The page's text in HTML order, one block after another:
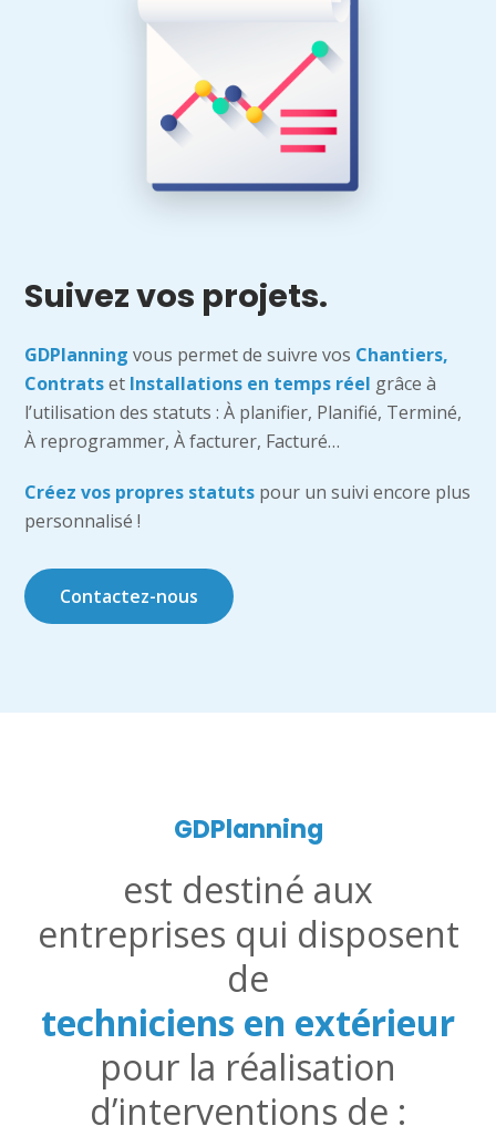
Suivez vos projets.
GDPlanning vous permet de suivre vos Chantiers,
Contratset Installations en temps réel grâce à
l’utilisation des statuts : À planifier, Planifié, Terminé,
À reprogrammer, À facturer, Facturé…
Créez vos propres statuts pour un suivi encore plus
personnalisé !
Contactez-nous
GDPlanning
est destiné aux
entreprises qui disposent
de
techniciens en extérieur
pour la réalisation
d’interventions de :